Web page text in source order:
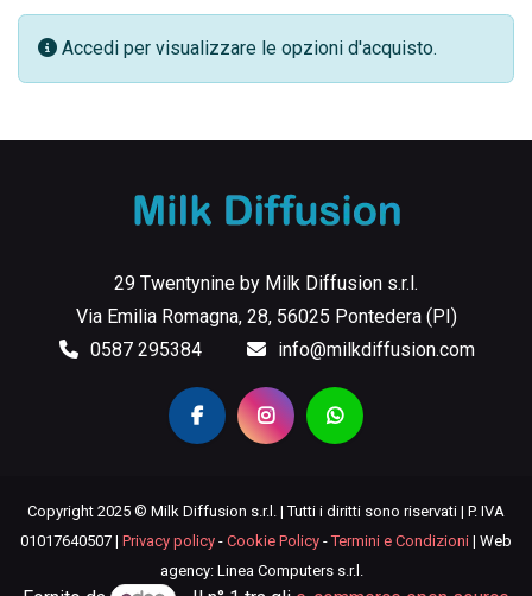
Accedi per visualizzare le opzioni d'acquisto.
29 Twentynine by Milk Diffusion s.r.l.
Via Emilia Romagna, 28, 56025 Pontedera (PI)
0587 295384
info@milkdiffusion.com
Copyright 2025 © Milk Diffusion s.r.l. | Tutti i diritti sono riservati | P. IVA
01017640507 | Privacy policy - Cookie Policy -Termini e Condizioni | Web
agency: Linea Computers s.r.l.